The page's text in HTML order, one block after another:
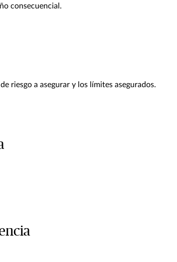
consecuencial.
riesgo a asegurar y los límites asegurados.